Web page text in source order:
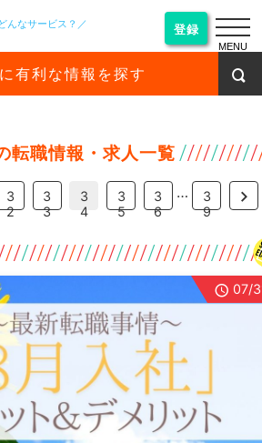
んなサービス？／ 登録
有利な情報を探す
転職情報・求人一覧
3
2
3
3
3
4
3
5
3
6
…
3
9
07/
MENU